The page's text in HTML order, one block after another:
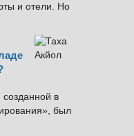
и отели. Но
созданной в
был